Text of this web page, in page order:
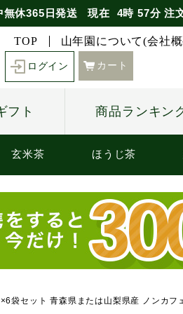
無休365日発送 現在 4時 57分注
TOP 山年園について(会社
ログイン カート
フト 商品ランキン
玄米茶 ほうじ茶
袋セット 青森県または山梨県産 ノンカフ